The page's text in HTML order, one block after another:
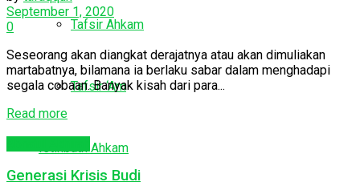
Tafsir Ahkam
Tafsir ‘Am
Istinbath Ahkam
September 1, 2020
0
Seseorang akan diangkat derajatnya atau akan dimuliakan
martabatnya, bilamana ia berlaku sabar dalam menghadapi
segala cobaan. Banyak kisah dari para...
Read more
Generasi Krisis Budi